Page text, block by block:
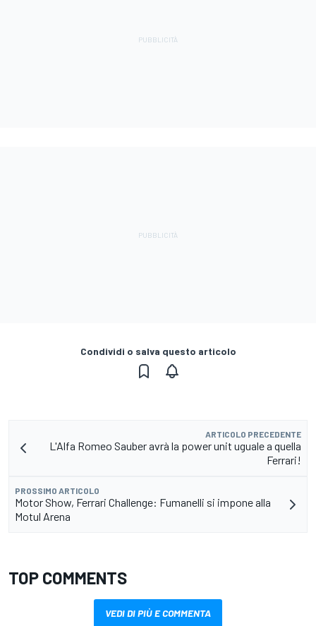
Condividi o salva questo articolo
ARTICOLO PRECEDENTE
L'Alfa Romeo Sauber avrà la power unit uguale a quella
Ferrari!
PROSSIMO ARTICOLO
Motor Show, Ferrari Challenge: Fumanelli si impone alla
Motul Arena
TOP COMMENTS
VEDI DI PIÙ E COMMENTA